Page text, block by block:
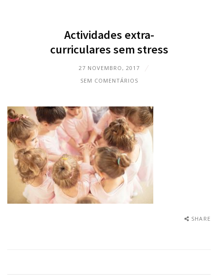
Actividades extra-
curriculares sem stress
27 NOVEMBRO, 2017
SEM COMENTÁRIOS
SHARE